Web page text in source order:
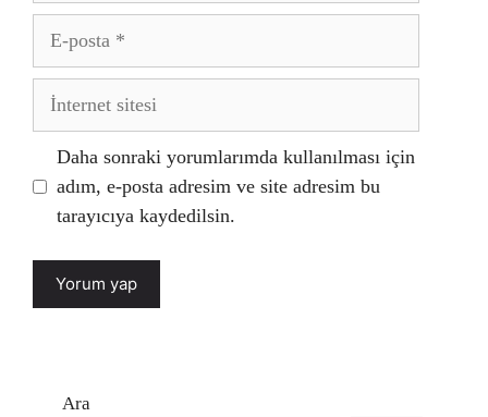
posta
İnternet
Daha sonraki yorumlarımda kullanılması için
adım, e-posta adresim ve site adresim bu
tarayıcıya kaydedilsin.
Ara